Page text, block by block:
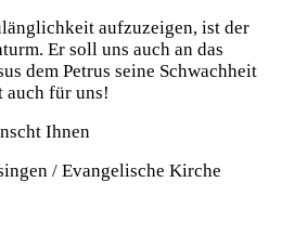
aufzuzeigen, ist der
Er soll uns auch an das
dem Petrus seine Schwachheit
auch für uns!
Ihnen
/ Evangelische Kirche